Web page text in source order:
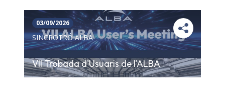
03/09/2026
SINCROTRÓ ALBA
VII Trobada d'Usuaris de l'ALBA